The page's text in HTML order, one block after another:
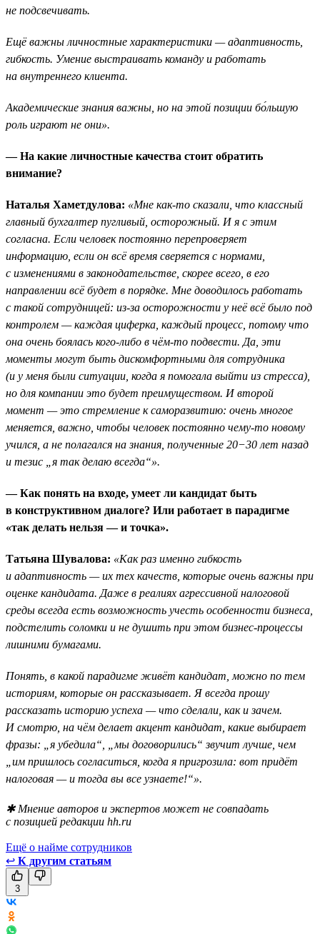
не подсвечивать.
Ещё важны личностные характеристики — адаптивность,
гибкость. Умение выстраивать команду и работать
на внутреннего клиента.
Академические знания важны, но на этой позиции бо́льшую
роль играют не они».
— На какие личностные качества стоит обратить
внимание?
Наталья Хаметдулова: «Мне как-то сказали, что классный
главный бухгалтер пугливый, осторожный. И я с этим
согласна. Если человек постоянно перепроверяет
информацию, если он всё время сверяется с нормами,
с изменениями в законодательстве, скорее всего, в его
направлении всё будет в порядке. Мне доводилось работать
с такой сотрудницей: из-за осторожности у неё всё было под
контролем — каждая циферка, каждый процесс, потому что
она очень боялась кого-либо в чём-то подвести. Да, эти
моменты могут быть дискомфортными для сотрудника
(и у меня были ситуации, когда я помогала выйти из стресса),
но для компании это будет преимуществом. И второй
момент — это стремление к саморазвитию: очень многое
меняется, важно, чтобы человек постоянно чему-то новому
учился, а не полагался на знания, полученные 20−30 лет назад
и тезис „я так делаю всегда“».
— Как понять на входе, умеет ли кандидат быть
в конструктивном диалоге? Или работает в парадигме
«так делать нельзя — и точка».
Татьяна Шувалова: «Как раз именно гибкость
и адаптивность — их тех качеств, которые очень важны при
оценке кандидата. Даже в реалиях агрессивной налоговой
среды всегда есть возможность учесть особенности бизнеса,
подстелить соломки и не душить при этом бизнес-процессы
лишними бумагами.
Понять, в какой парадигме живёт кандидат, можно по тем
историям, которые он рассказывает. Я всегда прошу
рассказать историю успеха — что сделали, как и зачем.
И смотрю, на чём делает акцент кандидат, какие выбирает
фразы: „я убедила“, „мы договорились“ звучит лучше, чем
„им пришлось согласиться, когда я пригрозила: вот придёт
налоговая — и тогда вы все узнаете!“».
✱ Мнение авторов и экспертов может не совпадать
с позицией редакции hh.ru
Ещё о найме сотрудников
↩ К другим статьям
3